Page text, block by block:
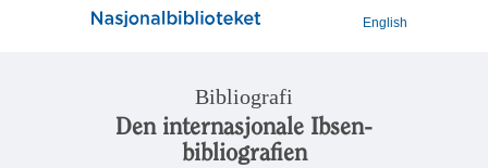
English
Bibliografi
Den internasjonale Ibsen-
bibliografien